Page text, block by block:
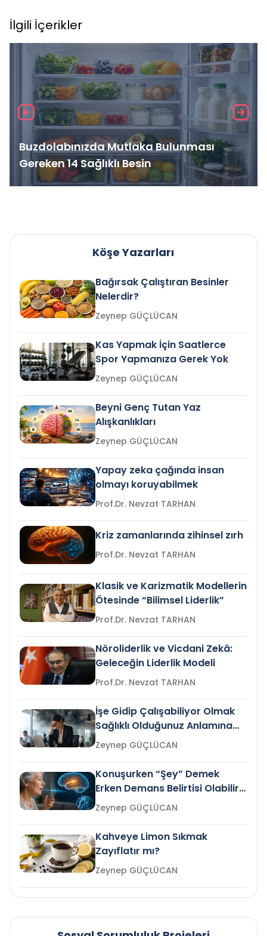
İlgili İçerikler
Buzdolabınızda Mutlaka Bulunması
Gereken 14 Sağlıklı Besin
Köşe Yazarları
Bağırsak Çalıştıran Besinler
Nelerdir?
Zeynep GÜÇLÜCAN
Kas Yapmak İçin Saatlerce
Spor Yapmanıza Gerek Yok
Zeynep GÜÇLÜCAN
Beyni Genç Tutan Yaz
Alışkanlıkları
Zeynep GÜÇLÜCAN
Yapay zeka çağında insan
olmayı koruyabilmek
Prof.Dr. Nevzat TARHAN
Kriz zamanlarında zihinsel zırh
Prof.Dr. Nevzat TARHAN
Klasik ve Karizmatik Modellerin
Ötesinde “Bilimsel Liderlik”
Prof.Dr. Nevzat TARHAN
Nöroliderlik ve Vicdani Zekâ:
Geleceğin Liderlik Modeli
Prof.Dr. Nevzat TARHAN
İşe Gidip Çalışabiliyor Olmak
Sağlıklı Olduğunuz Anlamına
Gelir mi?Zeynep GÜÇLÜCAN
Konuşurken “Şey” Demek
Erken Demans Belirtisi Olabilir
mi?
Zeynep GÜÇLÜCAN
Kahveye Limon Sıkmak
Zayıflatır mı?
Zeynep GÜÇLÜCAN